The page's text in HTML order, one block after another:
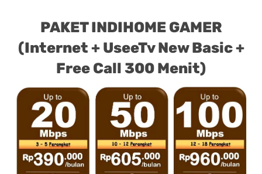
PAKET INDIHOME GAMER
(Internet + UseeTv New Basic +
Free Call 300 Menit)